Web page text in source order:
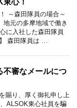
～森田隊員の場合～
地元の多摩地域で働き
に入社した森田隊員
森田隊員は …
審なメールにつ
賜り、厚く御礼申し上
ALSOK東心社員を騙